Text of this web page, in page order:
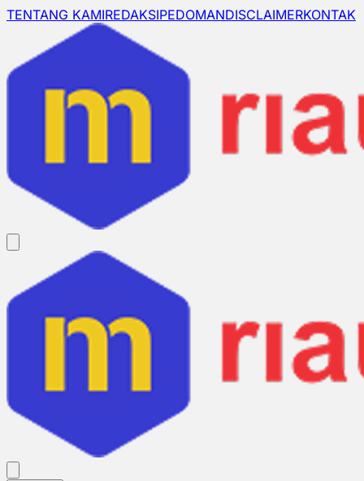
TENTANG KAMIREDAKSIPEDOMANDISCLAIMERKONTAK